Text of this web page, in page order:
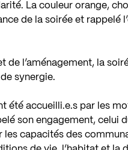
La couleur orange,
de la soirée et rappelé
de l’aménagement, la
synergie.
été accueilli.e.s par les
son engagement, celui
les capacités des